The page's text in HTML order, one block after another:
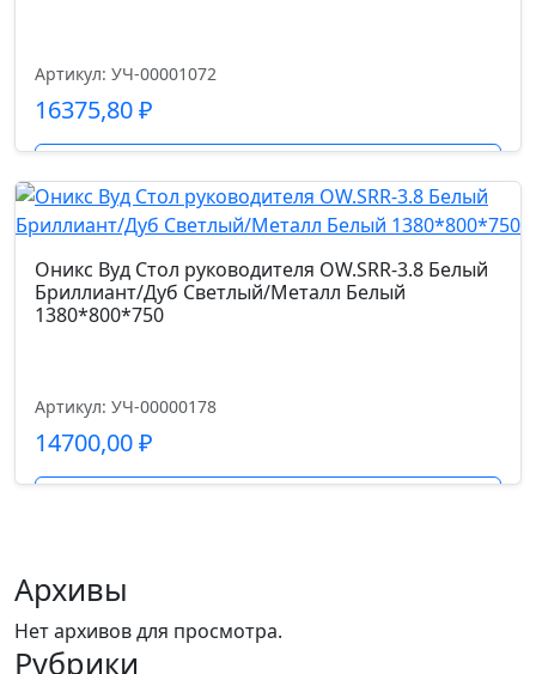
Артикул: УЧ-00001072
16375,80₽
Оникс Вуд Стол руководителя OW.SRR-3.8 Белый
Бриллиант/Дуб Светлый/Металл Белый
1380*800*750
Артикул: УЧ-00000178
14700,00₽
Архивы
Нет архивов для просмотра.
Рубрики